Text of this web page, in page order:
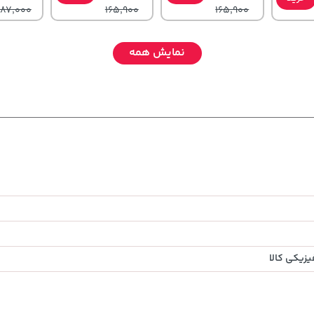
165,900
165,900
نمایش همه
کالا